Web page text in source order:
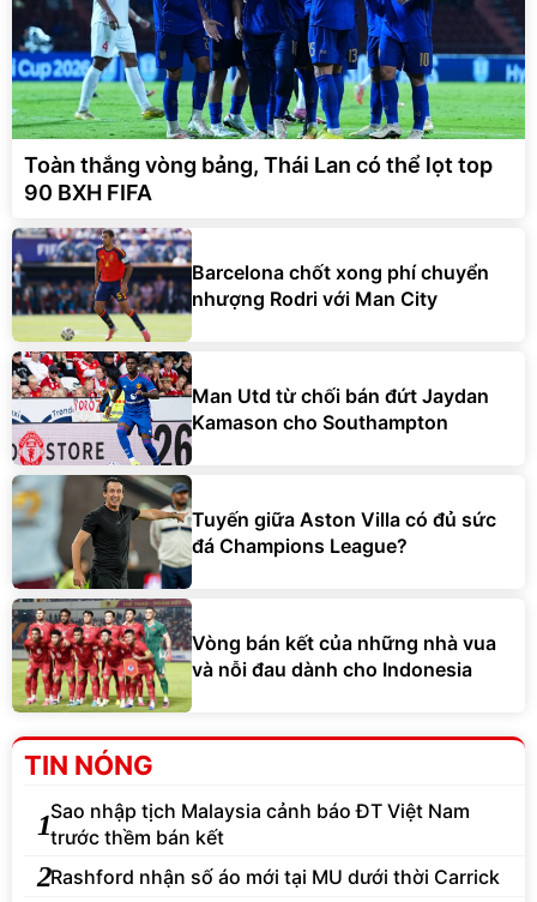
Toàn thắng vòng bảng, Thái Lan có thể lọt top
90 BXH FIFA
Barcelona chốt xong phí chuyển
nhượng Rodri với Man City
Man Utd từ chối bán đứt Jaydan
Kamason cho Southampton
Tuyến giữa Aston Villa có đủ sức
đá Champions League?
Vòng bán kết của những nhà vua
và nỗi đau dành cho Indonesia
TIN NÓNG
1Sao nhập tịch Malaysia cảnh báo ĐT Việt Nam
trước thềm bán kết
2Rashford nhận số áo mới tại MU dưới thời Carrick